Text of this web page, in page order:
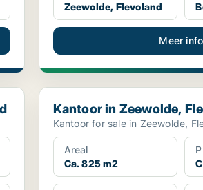
Zeewolde, Flevoland
Meer info
Kantoor in Zeewolde, Flevoland
Kantoor in Zeewolde,
Kantoor for sale in Zeewolde,
Areal
Ca. 825 m2